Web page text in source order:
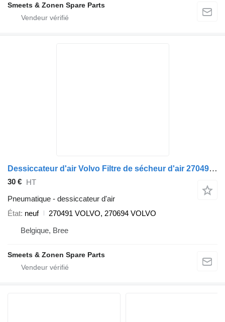
Smeets & Zonen Spare Parts
Dessiccateur d'air Volvo Filtre de sécheur d'air 270491 pour camion
30 € HT
Pneumatique - dessiccateur d'air
État neuf
270491 VOLVO, 270694 VOLVO
Belgique, Bree
Smeets & Zonen Spare Parts